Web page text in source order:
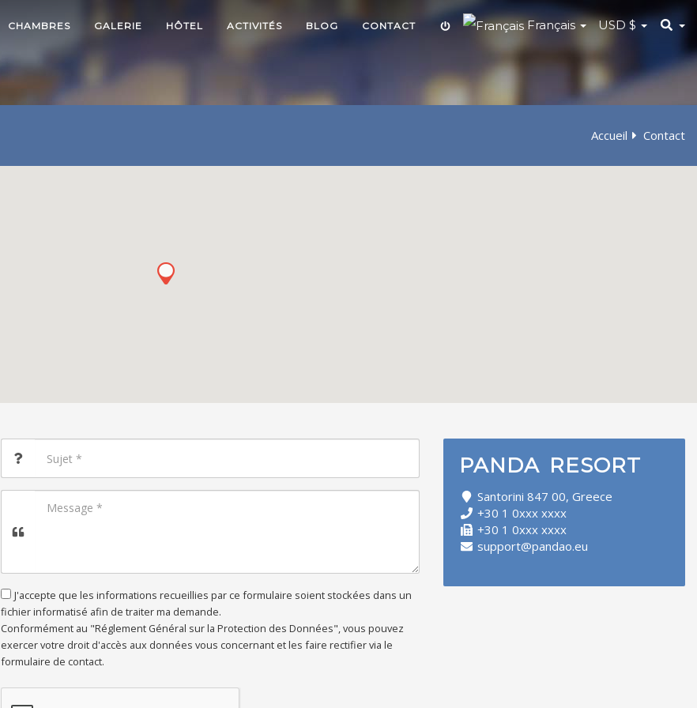
Français USD $
CHAMBRES GALERIE HÔTEL ACTIVITÉS BLOG CONTACT
Accueil Contact
J'accepte que les informations recueillies par ce formulaire soient stockées dans un
fichier informatisé afin de traiter ma demande.
Conformément au "Réglement Général sur la Protection des Données", vous pouvez
exercer votre droit d'accès aux données vous concernant et les faire rectifier via le
formulaire de contact.
PANDA RESORT
Santorini 847 00, Greece
+30 1 0xxx xxxx
+30 1 0xxx xxxx
support@pandao.eu